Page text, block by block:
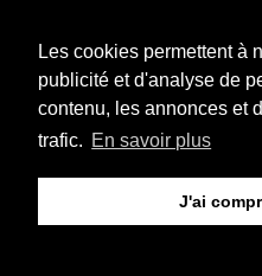
Les cookies permettent à
publicité et d'analyse de
contenu, les annonces et
trafic. En savoir plus
J'ai